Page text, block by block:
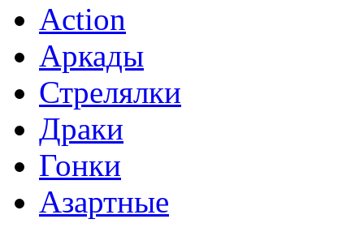
Action
Аркады
Стрелялки
Драки
Гонки
Азартные